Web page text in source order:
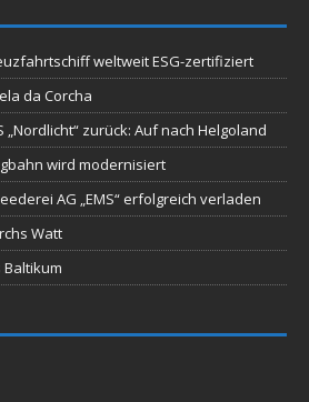
weltweit ESG-zertifiziert
da Corcha
„Nordlicht“ zurück: Auf nach Helgoland
wird modernisiert
AG „EMS“ erfolgreich verladen
Watt